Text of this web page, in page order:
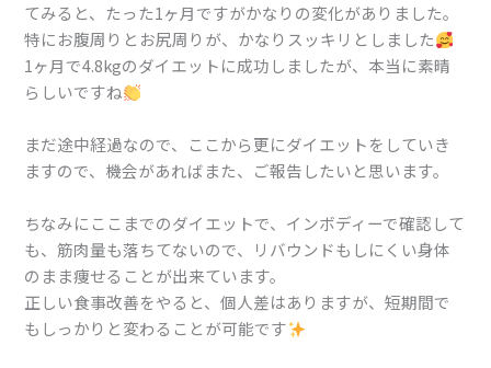
てみると、たった1ヶ月ですがかなりの変化がありました。
⁡特にお腹周りとお尻周りが、かなりスッキリとしました
1ヶ月で4.8kgのダイエットに成功しましたが、本当に素晴
らしいですね
まだ途中経過なので、ここから更にダイエットをしていき
ますので、機会があればまた、ご報告したいと思います。
ちなみにここまでのダイエットで、インボディーで確認して
も、筋肉量も落ちてないので、リバウンドもしにくい身体
のまま痩せることが出来ています。⁡
正しい食事改善をやると、個人差はありますが、短期間で
もしっかりと変わることが可能です